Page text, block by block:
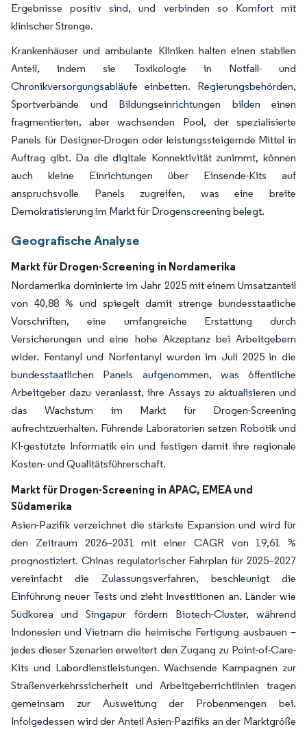
Ergebnisse positiv sind, und verbinden so Komfort mit
klinischer Strenge.
Krankenhäuser und ambulante Kliniken halten einen stabilen
Anteil, indem sie Toxikologie in Notfall- und
Chronikversorgungsabläufe einbetten. Regierungsbehörden,
Sportverbände und Bildungseinrichtungen bilden einen
fragmentierten, aber wachsenden Pool, der spezialisierte
Panels für Designer-Drogen oder leistungssteigernde Mittel in
Auftrag gibt. Da die digitale Konnektivität zunimmt, können
auch kleine Einrichtungen über Einsende-Kits auf
anspruchsvolle Panels zugreifen, was eine breite
Demokratisierung im Markt für Drogenscreening belegt.
Geografische Analyse
Markt für Drogen-Screening in Nordamerika
Nordamerika dominierte im Jahr 2025 mit einem Umsatzanteil
von 40,88 % und spiegelt damit strenge bundesstaatliche
Vorschriften, eine umfangreiche Erstattung durch
Versicherungen und eine hohe Akzeptanz bei Arbeitgebern
wider. Fentanyl und Norfentanyl wurden im Juli 2025 in die
bundesstaatlichen Panels aufgenommen, was öffentliche
Arbeitgeber dazu veranlasst, ihre Assays zu aktualisieren und
das Wachstum im Markt für Drogen-Screening
aufrechtzuerhalten. Führende Laboratorien setzen Robotik und
KI-gestützte Informatik ein und festigen damit ihre regionale
Kosten- und Qualitätsführerschaft.
Markt für Drogen-Screening in APAC, EMEA und
Südamerika
Asien-Pazifik verzeichnet die stärkste Expansion und wird für
den Zeitraum 2026–2031 mit einer CAGR von 19,61 %
prognostiziert. Chinas regulatorischer Fahrplan für 2025–2027
vereinfacht die Zulassungsverfahren, beschleunigt die
Einführung neuer Tests und zieht Investitionen an. Länder wie
Südkorea und Singapur fördern Biotech-Cluster, während
Indonesien und Vietnam die heimische Fertigung ausbauen –
jedes dieser Szenarien erweitert den Zugang zu Point-of-Care-
Kits und Labordienstleistungen. Wachsende Kampagnen zur
Straßenverkehrssicherheit und Arbeitgeberrichtlinien tragen
gemeinsam zur Ausweitung der Probenmengen bei.
Infolgedessen wird der Anteil Asien-Pazifiks an der Marktgröße